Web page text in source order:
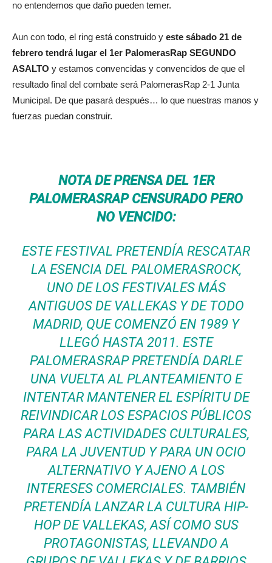
no entendemos que daño pueden temer.
Aun con todo, el ring está construido y este sábado 21 de
febrero tendrá lugar el 1er PalomerasRap SEGUNDO
ASALTO y estamos convencidas y convencidos de que el
resultado final del combate será PalomerasRap 2-1 Junta
Municipal. De que pasará después… lo que nuestras manos y
fuerzas puedan construir.
NOTA DE PRENSA DEL 1ER
PALOMERASRAPCENSURADO PERO
NO VENCIDO:
ESTE FESTIVAL PRETENDÍA RESCATAR
LA ESENCIA DEL PALOMERASROCK,
UNO DE LOS FESTIVALES MÁS
ANTIGUOS DE VALLEKAS Y DE TODO
MADRID, QUE COMENZÓ EN 1989 Y
LLEGÓ HASTA 2011. ESTE
PALOMERASRAP PRETENDÍA DARLE
UNA VUELTA AL PLANTEAMIENTO E
INTENTAR MANTENER EL ESPÍRITU DE
REIVINDICAR LOS ESPACIOS PÚBLICOS
PARA LAS ACTIVIDADES CULTURALES,
PARA LA JUVENTUD Y PARA UN OCIO
ALTERNATIVO Y AJENO A LOS
INTERESES COMERCIALES. TAMBIÉN
PRETENDÍA LANZAR LA CULTURA HIP-
HOP DE VALLEKAS, ASÍ COMO SUS
PROTAGONISTAS, LLEVANDO A